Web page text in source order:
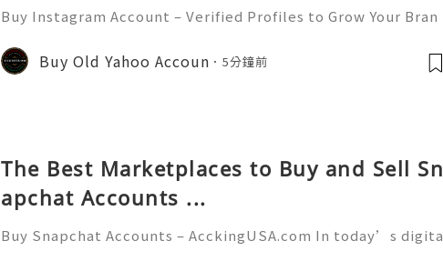
Buy Instagram Account – Verified Profiles to Grow Your Bran
e of the most powerful social media platforms for businesse
s, influencers, marketer
Buy Old Yahoo Accoun 5分鐘前
The Best Marketplaces to Buy and Sell Sn
apchat Accounts ...
Buy Snapchat Accounts – AcckingUSA.com In today’s digita